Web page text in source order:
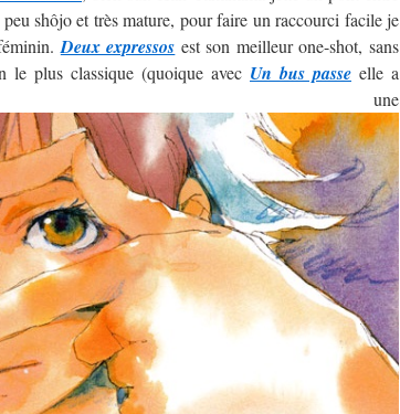
shôjo et très mature, pour faire un raccourci facile je
Deux expressos est son meilleur one-shot, sans
le plus classique (quoique avec Un bus passe elle a
une